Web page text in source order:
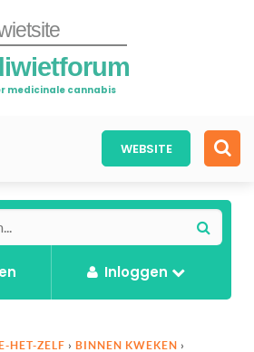
medicinale cannabis
WEBSITE
Inloggen
HET-ZELF › BINNEN KWEKEN ›